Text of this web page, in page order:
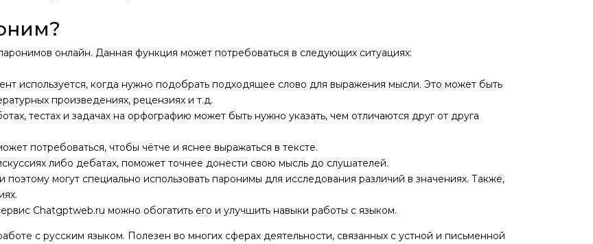
онлайн. Данная функция может потребоваться в следующих ситуациях:
используется, когда нужно подобрать подходящее слово для выражения мысли. Это может быть
произведениях, рецензиях и т.д.
тестах и задачах на орфографию может быть нужно указать, чем отличаются друг от друга
потребоваться, чтобы чётче и яснее выражаться в тексте.
либо дебатах, поможет точнее донести свою мысль до слушателей.
могут специально использовать паронимы для исследования различий в значениях. Также,
Chatgptweb.ru можно обогатить его и улучшить навыки работы с языком.
с русским языком. Полезен во многих сферах деятельности, связанных с устной и письменной